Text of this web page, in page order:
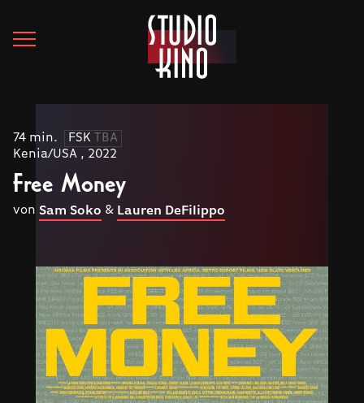
74 min. FSK
TBA
Kenia/USA , 2022
Free Money
von Sam Soko & Lauren DeFilippo